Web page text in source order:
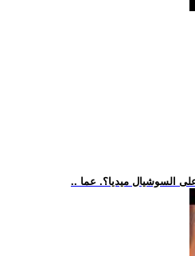
على السوشيال ميديا؟. عما